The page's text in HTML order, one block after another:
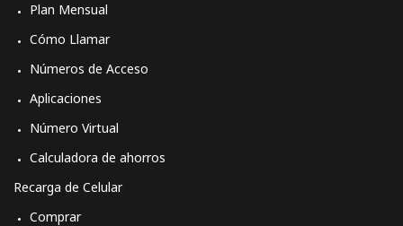
Plan Mensual
Cómo Llamar
Números de Acceso
Aplicaciones
Número Virtual
Calculadora de ahorros
Recarga de Celular
Comprar